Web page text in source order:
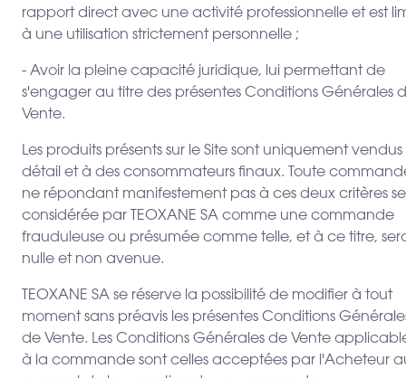
rapport direct avec une activité professionnelle et est
à une utilisation strictement personnelle ;
- Avoir la pleine capacité juridique, lui permettant de
s'engager au titre des présentes Conditions Générales
Vente.
Les produits présents sur le Site sont uniquement
détail et à des consommateurs finaux. Toute
ne répondant manifestement pas à ces deux critères
considérée par TEOXANE SA comme une commande
frauduleuse ou présumée comme telle, et à ce titre,
nulle et non avenue.
TEOXANE SA se réserve la possibilité de modifier à tout
moment sans préavis les présentes Conditions
de Vente. Les Conditions Générales de Vente
à la commande sont celles acceptées par l'Acheteur